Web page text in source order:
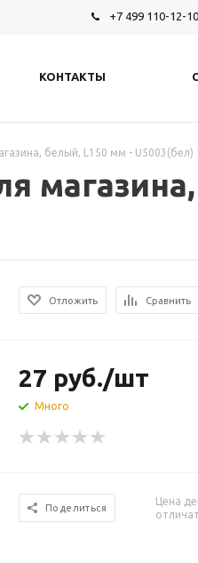
+7 499 110-12-10
КОНТАКТЫ
белый, L150 мм - U5003(бел)
Отложить Сравнить
27 руб./шт
Много
Поделиться
Цена